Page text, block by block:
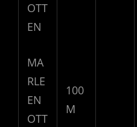
OTT
EN
MA
RLE
EN
OTT
100
M